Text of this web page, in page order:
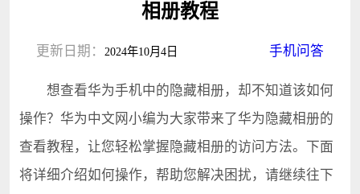
相册教程
更新日期： 2024年10月4日 手机问答
想查看华为手机中的隐藏相册，却不知道该如何
操作？华为中文网小编为大家带来了华为隐藏相册的
查看教程，让您轻松掌握隐藏相册的访问方法。下面
将详细介绍如何操作，帮助您解决困扰，请继续往下